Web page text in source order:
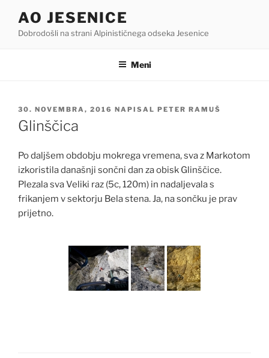
vsebino
AO JESENICE
Dobrodošli na strani Alpinističnega odseka Jesenice
Meni
OBJAVLJENO
DNE
30. NOVEMBRA, 2016 NAPISAL PETER RAMUŠ
Glinščica
Po daljšem obdobju mokrega vremena, sva z Markotom
izkoristila današnji sončni dan za obisk Glinščice.
Plezala sva Veliki raz (5c, 120m) in nadaljevala s
frikanjem v sektorju Bela stena. Ja, na sončku je prav
prijetno.